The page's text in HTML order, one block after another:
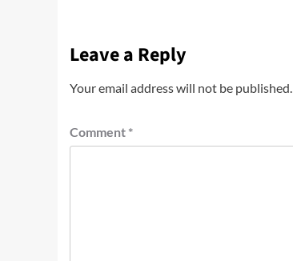
Leave a Reply
Your email address will not be published.
Comment *